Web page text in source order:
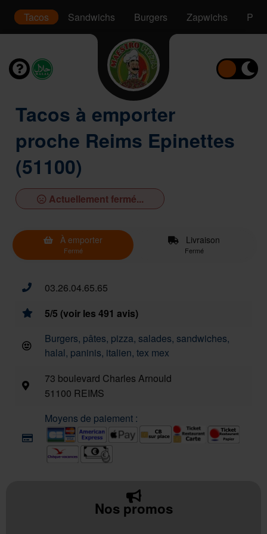
Tacos Sandwichs Burgers Zapwichs
Tacos à emporter
proche Reims Epinettes
(51100)
Actuellement fermé...
À emporter
Fermé
Livraison
Fermé
03.26.04.65.65
5/5 (voir les 491 avis)
Burgers, pâtes, pizza, salades, sandwiches,
halal, paninis, italien, tex mex
73 boulevard Charles Arnould
51100 REIMS
Moyens de paiement :
Nos promos